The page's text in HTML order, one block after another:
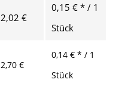
2,02 €
0,15 € * / 1
Stück
2,70 €
0,14 € * / 1
Stück